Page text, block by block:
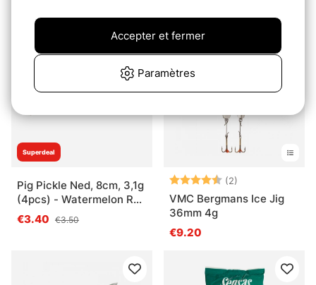
Superdeal
Pig Pickle Ned, 8cm, 3,1g
(4pcs) - Watermelon Red
Flake
€3.40 €3.50
Note: (2)
VMC Bergmans Ice Jig
36mm 4g
€9.20
Paramètres
Accepter et fermer